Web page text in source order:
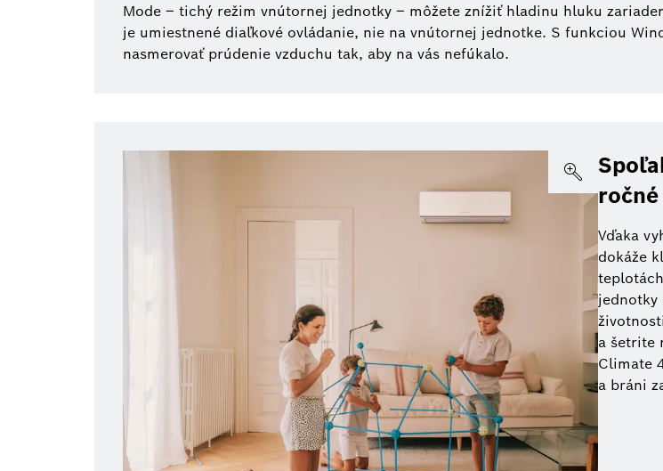
Mode – tichý režim vnútornej jednotky – môžete znížiť hladinu hluku
je umiestnené diaľkové ovládanie, nie na vnútornej jednotke. S funkciou
nasmerovať prúdenie vzduchu tak, aby na vás nefúkalo.
Vďaka
dokáže
jednotky
a šetrite
Climate
a bráni